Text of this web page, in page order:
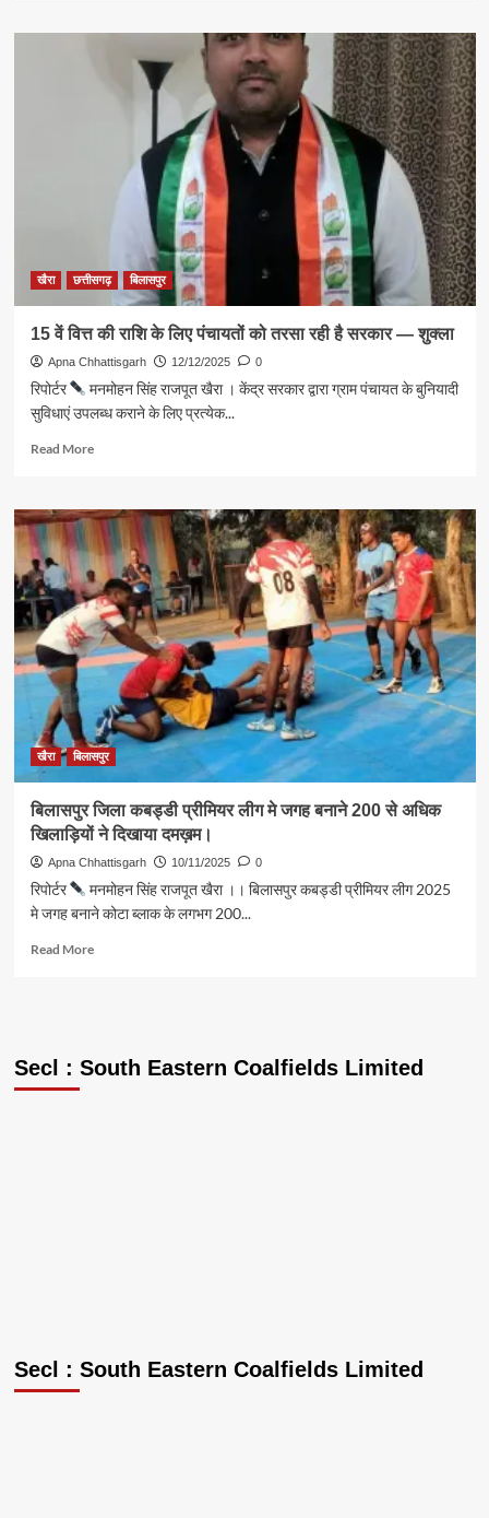
बड़ादेव
से
बारात
बनी
आकर्षण
का
केंद्र
खैरा छत्तीसगढ़ बिलासपुर
15 वें वित्त की राशि के लिए पंचायतों को तरसा रही है सरकार — शुक्ला
Apna Chhattisgarh 12/12/2025 0
रिपोर्टर
मनमोहन सिंह राजपूत खैरा । केंद्र सरकार द्वारा ग्राम पंचायत के बुनियादी
सुविधाएं उपलब्ध कराने के लिए प्रत्येक...
Read MoreRead
15
वित्त
की
राशि
के
लिए
पंचायतों
को
तरसा
रही
है
सरकार
शुक्ला
खैरा बिलासपुर
बिलासपुर जिला कबड्डी प्रीमियर लीग मे जगह बनाने 200 से अधिक
खिलाड़ियों ने दिखाया दमख़म।
Apna Chhattisgarh 10/11/2025 0
रिपोर्टर
मनमोहन सिंह राजपूत खैरा ।। बिलासपुर कबड्डी प्रीमियर लीग 2025
मे जगह बनाने कोटा ब्लाक के लगभग 200...
Read MoreRead
प्रीमियर
Secl : South Eastern Coalfields Limited
Secl : South Eastern Coalfields Limited